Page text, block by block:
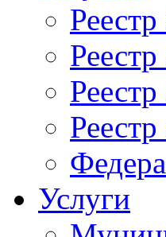
Реестр
Услуги